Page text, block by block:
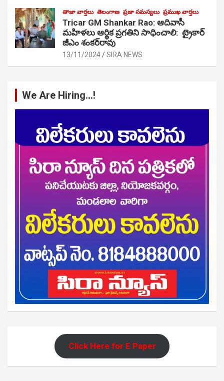
తాజా వార్తలు తెలంగాణ ప్రజా సమస్యలు ప్రముఖ వార్తలు
Tricar GM Shankar Rao: ఆదివాసీ
మహిళలు ఆర్థిక ప్రగతిని సాధించాలి: ట్రైకార్
జీఎం శంకర్‌రావు
13/11/2024 SIRA NEWS
We Are Hiring…!
Click Here for E Paper